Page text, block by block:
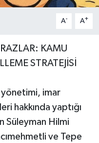
A- A+
KAMU
STRATEJİSİ
yönetimi, imar
hakkında yaptığı
Süleyman Hilmi
ve Tepe